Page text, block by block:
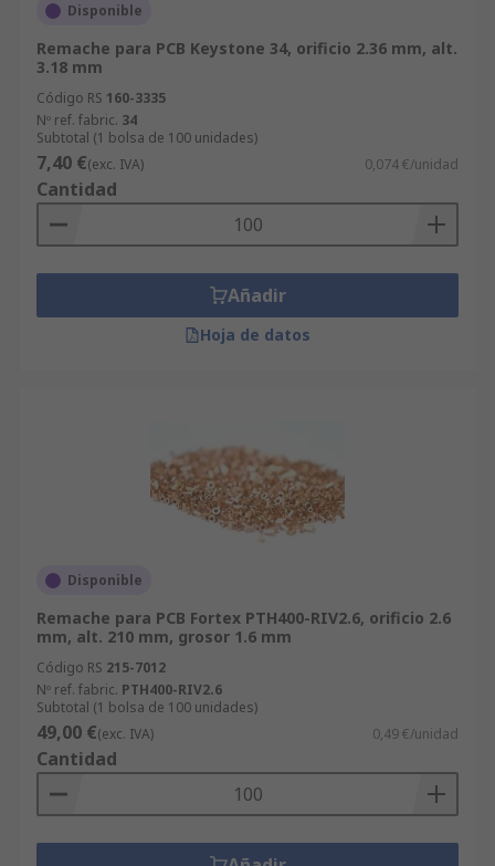
Disponible
Remache para PCB Keystone 34, orificio 2.36 mm, alt.
3.18 mm
Código RS 160-3335
Nº ref. fabric. 34
Subtotal (1 bolsa de 100 unidades)
7,40 €(exc. IVA) 0,074 €/unidad
Cantidad
Añadir
Hoja de datos
Disponible
Remache para PCB Fortex PTH400-RIV2.6, orificio 2.6
mm, alt. 210 mm, grosor 1.6 mm
Código RS 215-7012
Nº ref. fabric. PTH400-RIV2.6
Subtotal (1 bolsa de 100 unidades)
49,00 €(exc. IVA) 0,49 €/unidad
Cantidad